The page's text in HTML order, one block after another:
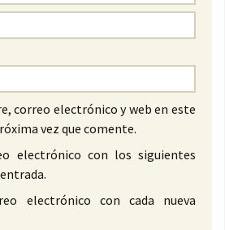
correo electrónico y web en este
vez que comente.
electrónico con los siguientes
electrónico con cada nueva